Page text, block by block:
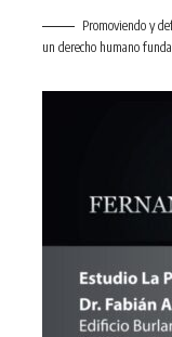
Promoviendo y
un derecho humano